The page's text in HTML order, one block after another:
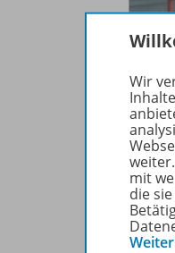
Wir
mit
die